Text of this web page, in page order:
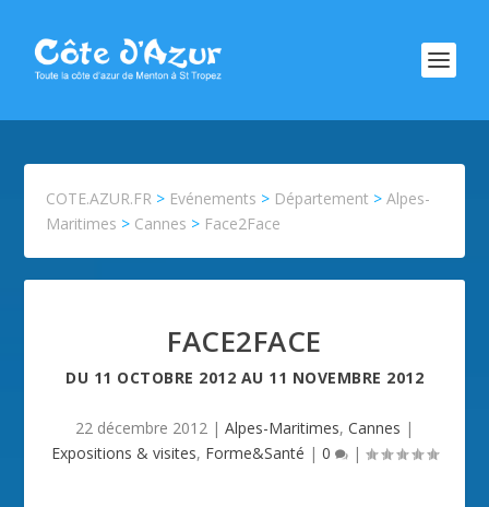
COTE.AZUR.FR > Evénements > Département >Alpes-
Maritimes > Cannes > Face2Face
FACE2FACE
DU 11 OCTOBRE 2012 AU 11 NOVEMBRE 2012
22 décembre 2012 | Alpes-Maritimes, Cannes |
Expositions & visites, Forme&Santé | 0 |